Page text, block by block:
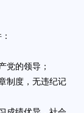
的领导；
制度，无违纪记